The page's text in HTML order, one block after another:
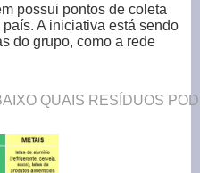
possui pontos de coleta
A iniciativa está sendo
do grupo, como a rede
QUAIS RESÍDUOS